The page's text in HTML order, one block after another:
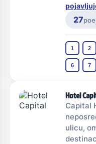
27
1 2
6 7
Hotel
Capital
ulicu,